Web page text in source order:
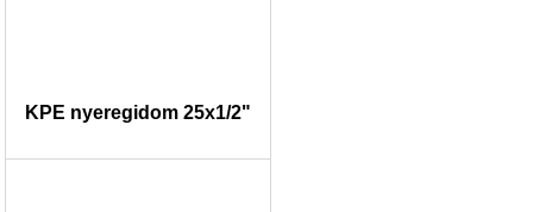
KPE nyeregidom 25x1/2"